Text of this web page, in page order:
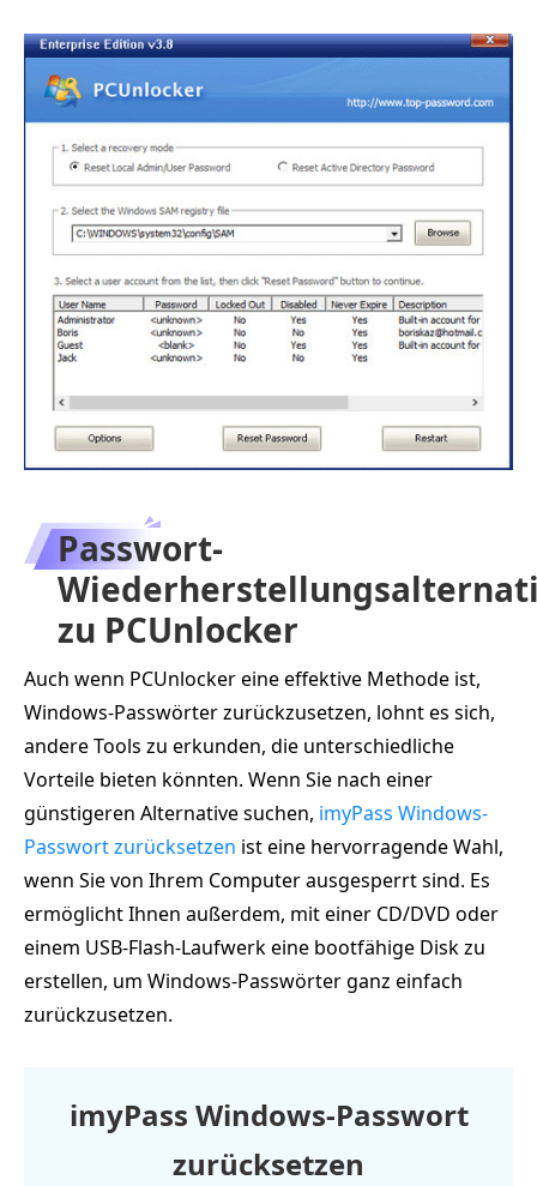
Passwort-
zu PCUnlocker
Auch wenn PCUnlocker eine effektive Methode ist,
Windows-Passwörter zurückzusetzen, lohnt es sich,
andere Tools zu erkunden, die unterschiedliche
Vorteile bieten könnten. Wenn Sie nach einer
günstigeren Alternative suchen, imyPass Windows-
Passwort zurücksetzen ist eine hervorragende Wahl,
wenn Sie von Ihrem Computer ausgesperrt sind. Es
ermöglicht Ihnen außerdem, mit einer CD/DVD oder
einem USB-Flash-Laufwerk eine bootfähige Disk zu
erstellen, um Windows-Passwörter ganz einfach
zurückzusetzen.
imyPass Windows-Passwort
zurücksetzen